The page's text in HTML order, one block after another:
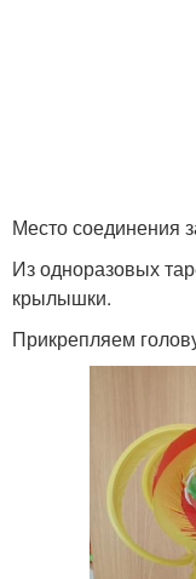
Место соединения
Из одноразовых
крылышки.
Прикрепляем